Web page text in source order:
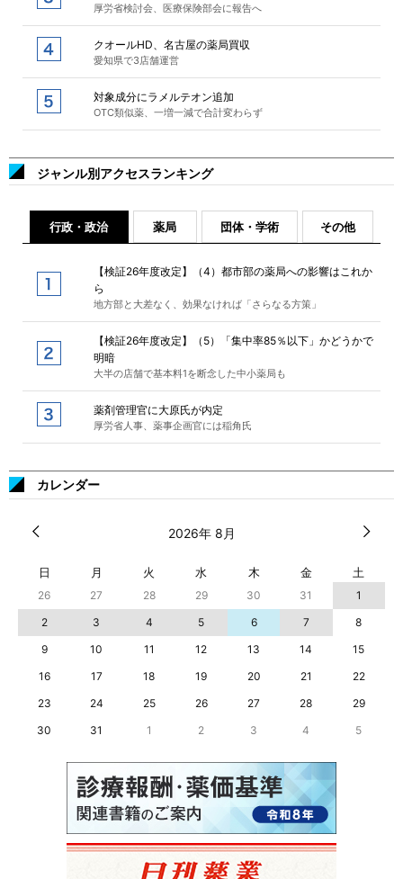
厚労省検討会、医療保険部会に報告へ
クオールHD、名古屋の薬局買収
愛知県で3店舗運営
対象成分にラメルテオン追加
OTC類似薬、一増一減で合計変わらず
ジャンル別アクセスランキング
行政・政治 薬局 団体・学術 その他
【検証26年度改定】（4）都市部の薬局への影響はこれか
ら
地方部と大差なく、効果なければ「さらなる方策」
【検証26年度改定】（5）「集中率85％以下」かどうかで
明暗
大半の店舗で基本料1を断念した中小薬局も
薬剤管理官に大原氏が内定
厚労省人事、薬事企画官には稲角氏
カレンダー
2026年 8月
日 月 火 水 木 金 土
26 27 28 29 30 31
1
2
3 4 5 6 7
8
9
10 11 12 13 14
15
16
17 18 19 20 21
22
23
24 25 26 27 28
29
30
31 1 2 3 4 5